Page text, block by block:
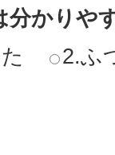
分かりや
2.ふ